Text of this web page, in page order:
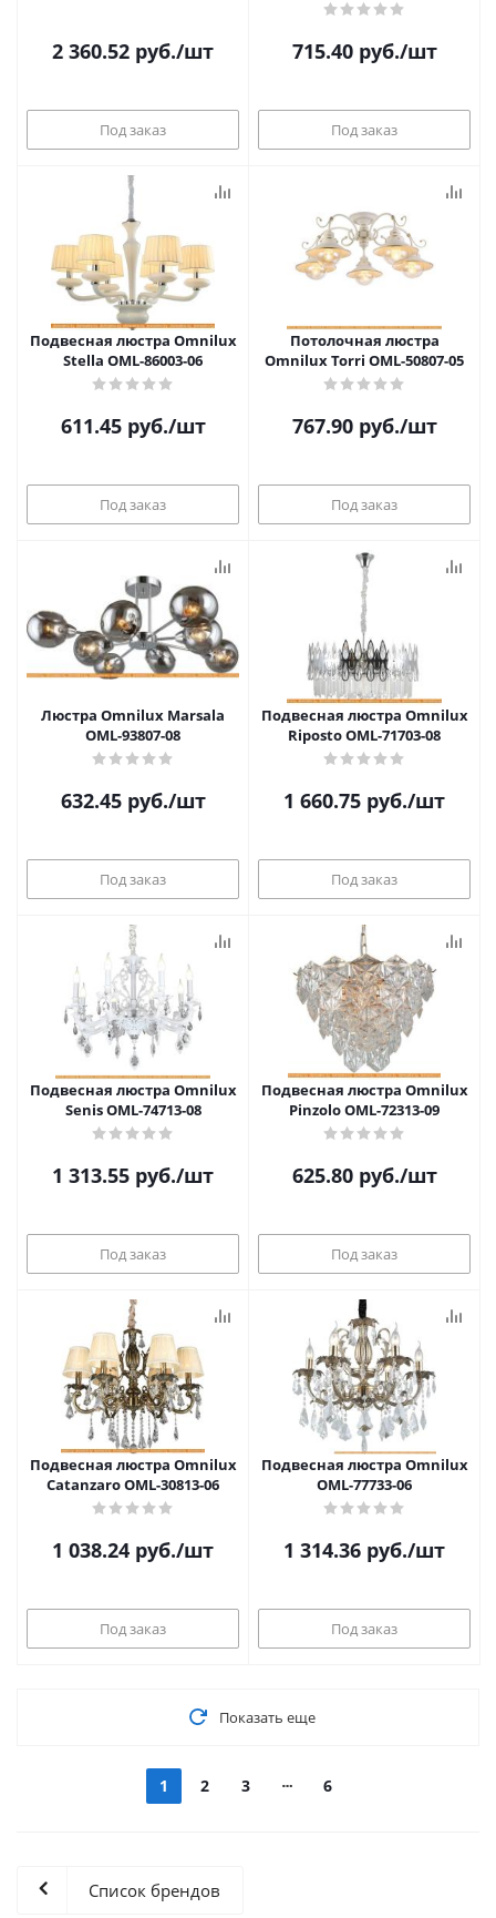
2 360.52 руб./шт
Под заказ
715.40руб./шт
Под заказ
Подвесная люстра Omnilux
Stella OML-86003-06
611.45руб./шт
Под заказ
Потолочная люстра
Omnilux Torri OML-50807-05
767.90руб./шт
Под заказ
Люстра Omnilux Marsala
OML-93807-08
632.45руб./шт
Под заказ
Подвесная люстра Omnilux
Riposto OML-71703-08
1 660.75 руб./шт
Под заказ
Подвесная люстра Omnilux
Senis OML-74713-08
1 313.55 руб./шт
Под заказ
Подвесная люстра Omnilux
Pinzolo OML-72313-09
625.80руб./шт
Под заказ
Подвесная люстра Omnilux
Catanzaro OML-30813-06
1 038.24 руб./шт
Под заказ
Подвесная люстра Omnilux
OML-77733-06
1 314.36 руб./шт
Под заказ
Показать еще
1 2 3 6
Список брендов